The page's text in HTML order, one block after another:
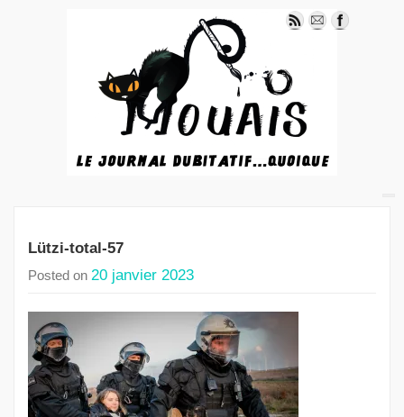
Lützi-total-57
Posted on 20 janvier 2023